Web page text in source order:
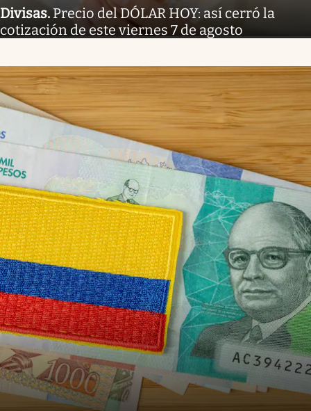
Divisas.Precio del DÓLAR HOY: así cerró la
cotización de este viernes 7 de agosto